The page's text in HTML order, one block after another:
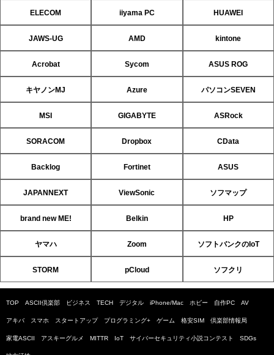
ELECOM iiyama PC HUAWEI
JAWS-UG AMD kintone
Acrobat Sycom ASUS ROG
キヤノンMJ Azure パソコンSEVEN
MSI GIGABYTE ASRock
SORACOM Dropbox CData
Backlog Fortinet ASUS
JAPANNEXT ViewSonic ソフマップ
brand new ME! Belkin HP
ヤマハ Zoom ソフトバンクのIoT
STORM pCloud ソフクリ
TOP ASCII倶楽部 ビジネス TECH デジタル iPhone/Mac ホビー 自作PC AV
アキバ スマホ スタートアップ プログラミング+ ゲーム 格安SIM 倶楽部情報局
家電ASCII アスキーグルメ MITTR IoT サイバーセキュリティ小説コンテスト SDGs